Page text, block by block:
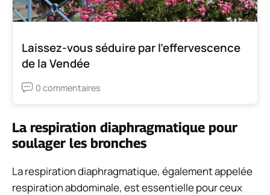
Laissez-vous séduire par l’effervescence
de la Vendée
0 commentaires
La respiration diaphragmatique pour
soulager les bronches
La respiration diaphragmatique, également appelée
respiration abdominale, est essentielle pour ceux